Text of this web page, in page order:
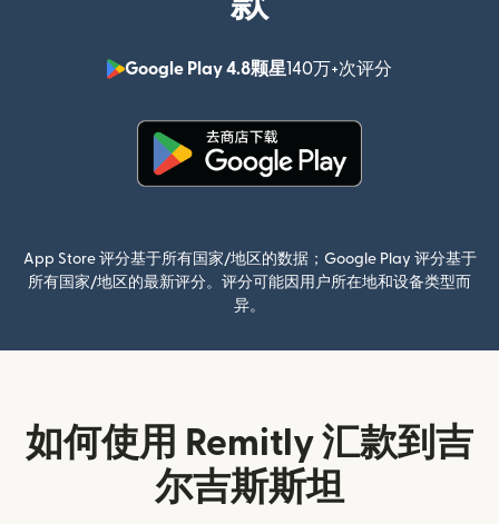
Google Play 4.8颗星140万+次评分
App Store 评分基于所有国家/地区的数据；Google Play 评分基于
所有国家/地区的最新评分。评分可能因用户所在地和设备类型而
异。
如何使用 Remitly 汇款到吉
尔吉斯斯坦